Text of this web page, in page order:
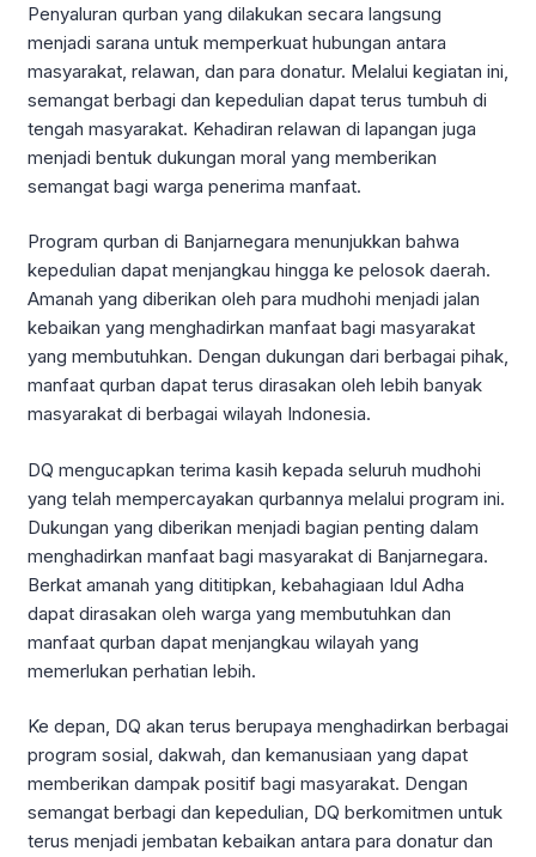
Penyaluran qurban yang dilakukan secara langsung
menjadi sarana untuk memperkuat hubungan antara
masyarakat, relawan, dan para donatur. Melalui kegiatan ini,
semangat berbagi dan kepedulian dapat terus tumbuh di
tengah masyarakat. Kehadiran relawan di lapangan juga
menjadi bentuk dukungan moral yang memberikan
semangat bagi warga penerima manfaat.
Program qurban di Banjarnegara menunjukkan bahwa
kepedulian dapat menjangkau hingga ke pelosok daerah.
Amanah yang diberikan oleh para mudhohi menjadi jalan
kebaikan yang menghadirkan manfaat bagi masyarakat
yang membutuhkan. Dengan dukungan dari berbagai pihak,
manfaat qurban dapat terus dirasakan oleh lebih banyak
masyarakat di berbagai wilayah Indonesia.
DQ mengucapkan terima kasih kepada seluruh mudhohi
yang telah mempercayakan qurbannya melalui program ini.
Dukungan yang diberikan menjadi bagian penting dalam
menghadirkan manfaat bagi masyarakat di Banjarnegara.
Berkat amanah yang dititipkan, kebahagiaan Idul Adha
dapat dirasakan oleh warga yang membutuhkan dan
manfaat qurban dapat menjangkau wilayah yang
memerlukan perhatian lebih.
Ke depan, DQ akan terus berupaya menghadirkan berbagai
program sosial, dakwah, dan kemanusiaan yang dapat
memberikan dampak positif bagi masyarakat. Dengan
semangat berbagi dan kepedulian, DQ berkomitmen untuk
terus menjadi jembatan kebaikan antara para donatur dan